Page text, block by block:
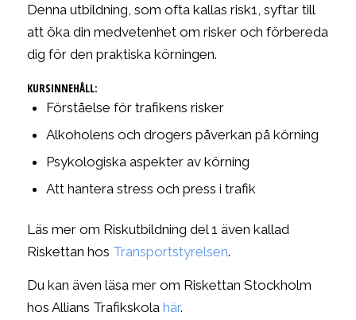
Denna utbildning, som ofta kallas risk1, syftar till
att öka din medvetenhet om risker och förbereda
dig för den praktiska körningen.
KURSINNEHÅLL:
Förståelse för trafikens risker
Alkoholens och drogers påverkan på körning
Psykologiska aspekter av körning
Att hantera stress och press i trafik
Läs mer om Riskutbildning del 1 även kallad
Riskettan hos Transportstyrelsen.
Du kan även läsa mer om Riskettan Stockholm
hos Allians Trafikskola här.